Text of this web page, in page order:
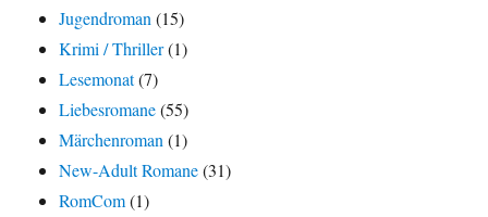
Jugendroman (15)
Krimi / Thriller(1)
Lesemonat(7)
Liebesromane(55)
Märchenroman (1)
New-Adult Romane(31)
RomCom(1)